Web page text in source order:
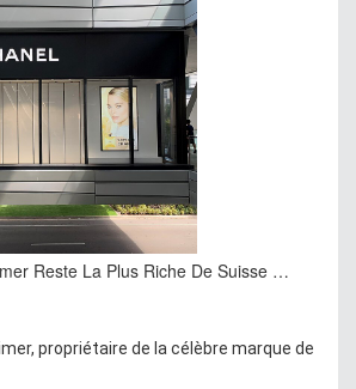
Reste La Plus Riche De Suisse …
propriétaire de la célèbre marque de